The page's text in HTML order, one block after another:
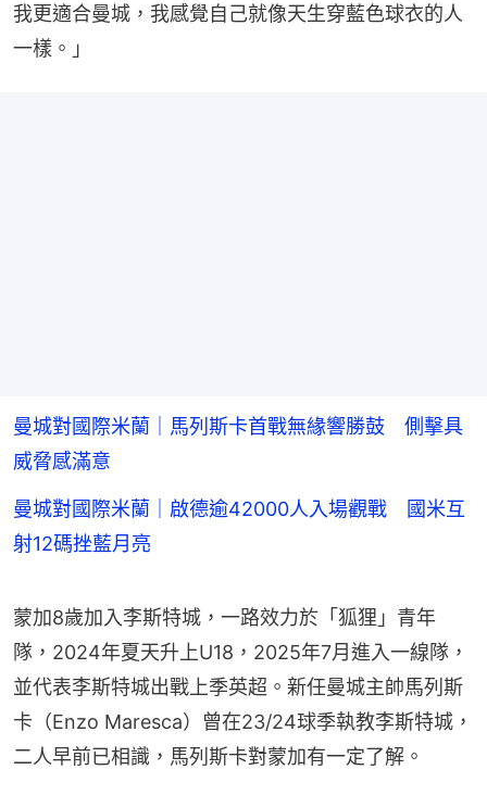
我更適合曼城，我感覺自己就像天生穿藍色球衣的人
一樣。」
曼城對國際米蘭｜馬列斯卡首戰無緣響勝鼓 側擊具
威脅感滿意
曼城對國際米蘭｜啟德逾42000人入場觀戰 國米互
射12碼挫藍月亮
蒙加8歲加入李斯特城，一路效力於「狐狸」青年
隊，2024年夏天升上U18，2025年7月進入一線隊，
並代表李斯特城出戰上季英超。新任曼城主帥馬列斯
卡（Enzo Maresca）曾在23/24球季執教李斯特城，
二人早前已相識，馬列斯卡對蒙加有一定了解。